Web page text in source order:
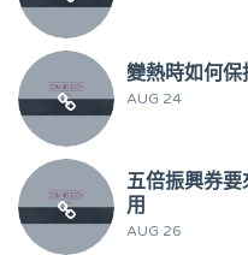
變熱時如何
AUG 24
五倍振興券
用
AUG 26